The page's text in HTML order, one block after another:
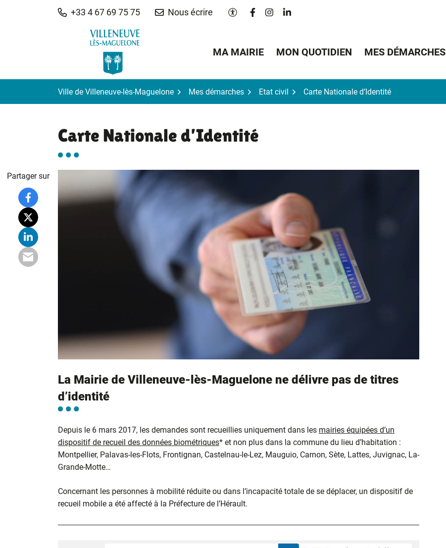
+33 4 67 69 75 75 Nous écrire Paramètres d'accessibilité
Lien vers le compte Facebook
Lien vers le compte Instagram
Lien vers le compte Linkedin
MA MAIRIE MON QUOTIDIEN MES DÉMARCHES
Ville de Villeneuve-lès-Maguelone Mes démarches Etat civil Carte Nationale d’Identité
Carte Nationale d’Identité
La Mairie de Villeneuve-lès-Maguelone ne délivre pas de titres
d’identité
Depuis le 6 mars 2017, les demandes sont recueillies uniquement dans les mairies équipées d’un
dispositif de recueil des données biométriques* et non plus dans la commune du lieu d’habitation :
Montpellier, Palavas-les-Flots, Frontignan, Castelnau-le-Lez, Mauguio, Carnon, Sète, Lattes, Juvignac, La-
Grande-Motte…
Concernant les personnes à mobilité réduite ou dans l’incapacité totale de se déplacer, un dispositif de
recueil mobile a été affecté à la Préfecture de l’Hérault.
Partager sur